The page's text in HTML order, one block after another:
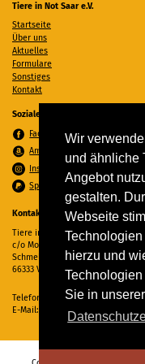
Wir
und ähnliche
Angebot
gestalten.
Webseite
hierzu und
Sie in
Tiere in Not Saar e.V.
Startseite
Über uns
Aktuelles
Formulare
Sonstiges
Kontakt
Soziale Medien
Facebook
Amazon Wunschzettel
Instagram
Spenden per PayPal
Kontakt
Tiere in Not Saar e.V.
c/o Monika Ewen
Schmelzer Straße 22
66333 Völklingen
Telefon:
06898 294862
E-Mail:
info@tiere-in-not-saar.de